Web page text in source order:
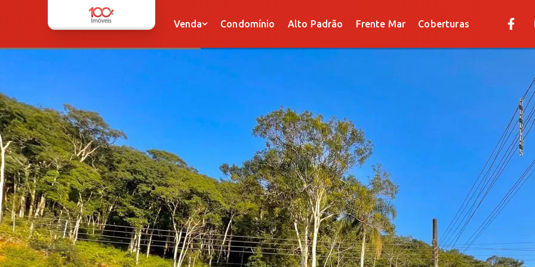
Venda
Terrenos
Dupléx
Condomínio Alto Padrão Frente Mar Coberturas
Venda
Apartamentos
Dupléx
Condomínio Alto Padrão Frente Mar Coberturas